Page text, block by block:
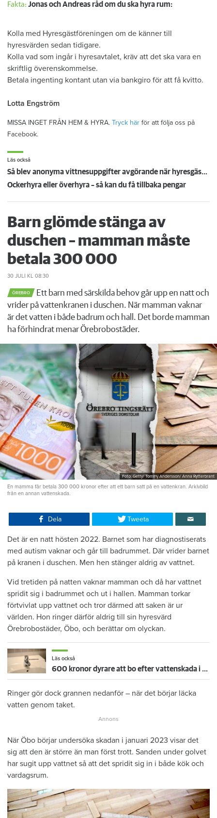
Fakta: Jonas och Andreas råd om du ska hyra rum:
Kolla med Hyresgästföreningen om de känner till
hyresvärden sedan tidigare.
Kolla vad som ingår i hyresavtalet, kräv att det ska vara en
skriftlig överenskommelse.
Betala ingenting kontant utan via bankgiro för att få kvitto.
Lotta Engström
MISSA INGET FRÅN HEM & HYRA. Tryck här för att följa oss på
Facebook.
Läs också
Så blev anonyma vittnesuppgifter avgörande när hyresgäst vräks: ”Problematiskt”
Ockerhyra eller överhyra – så kan du få tillbaka pengar
Barn glömde stänga av
duschen – mamman måste
betala 300 000
30 JULI KL 08:30
ÖREBRO
Ett barn med särskilda behov går upp en natt och
vrider på vattenkranen i duschen. När mamman vaknar
är det vatten i både badrum och hall. Det borde mamman
ha förhindrat menar Örebrobostäder.
Foto: Getty/ Tommy Andersson/ Anna Rytterbrant
En mamma får betala 300 000 kronor efter att ett barn satt på en vattenkran. Arkivbild
från en annan vattenskada.
Dela Tweeta
Det är en natt hösten 2022. Barnet som har diagnostiserats
med autism vaknar och går till badrummet. Där vrider barnet
på kranen i duschen. Men hen stänger aldrig av vattnet.
Vid tretiden på natten vaknar mamman och då har vattnet
spridit sig i badrummet och ut i hallen. Mamman torkar
förtvivlat upp vattnet och tror därmed att saken är ur
världen. Hon ringer därför aldrig till sin hyresvärd
Örebrobostäder, Öbo, och berättar om olyckan.
Läs också
600 kronor dyrare att bo efter vattenskada i Varberg
Ringer gör dock grannen nedanför – när det börjar läcka
vatten genom taket.
När Öbo börjar undersöka skadan i januari 2023 visar det
sig att den är större än man först trott. Sanden under golvet
har sugit upp vattnet så att det spridit sig in i både kök och
vardagsrum.